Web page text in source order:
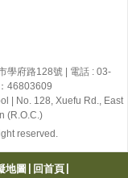
學府路128號 | 電話 : 03-
46803609
| No. 128, Xuefu Rd., East
(R.O.C.)
reserved.
地圖 | 回首頁 |